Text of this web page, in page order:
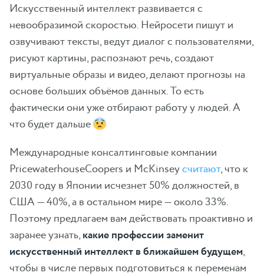
Искусственный интеллект развивается с
невообразимой скоростью. Нейросети пишут и
озвучивают тексты, ведут диалог с пользователями,
рисуют картины, распознают речь, создают
виртуальные образы и видео, делают прогнозы на
основе больших объёмов данных. То есть
фактически они уже отбирают работу у людей. А
что будет дальше
Международные консалтинговые компании
PricewaterhouseCoopers и McKinseyсчитают, что к
2030 году в Японии исчезнет 50% должностей, в
США — 40%, а в остальном мире — около 33%.
Поэтому предлагаем вам действовать проактивно и
заранее узнать,какие профессии заменит
искусственный интеллект в ближайшем будущем,
чтобы в числе первых подготовиться к переменам